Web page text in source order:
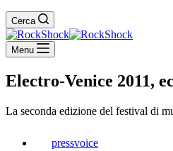
Cerca
Menu
Electro-Venice 2011,
La seconda edizione del festival di
pressvoice